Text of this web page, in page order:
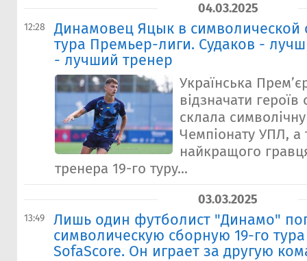
04.03.2025
12:28
Динамовец Яцык в символической
тура Премьер-лиги. Судаков -
- лучший тренер
Українська
відзначати героїв
склала
Чемпіонату УПЛ, а
найкращого
тренера 19-го туру...
03.03.2025
13:49
Лишь один футболист "Динамо"
символическую сборную 19-го
SofaScore. Он играет за другую